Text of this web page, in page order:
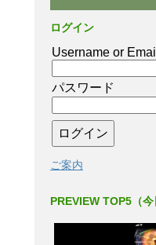
ログイン
Username or Email
パスワード
ご案内
PREVIEW TOP5（今